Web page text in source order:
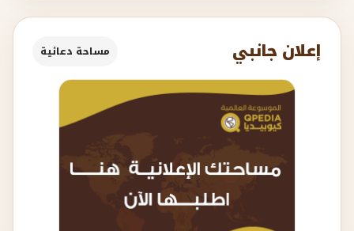
إعلان جانبي مساحة دعائية